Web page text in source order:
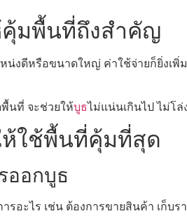
คุ้มพื้นที่ถึงสำคัญ
งดีหรือขนาดใหญ่ ค่าใช้จ่ายก็ยิ่งเ
พื้นที่ จะช่วยให้บูธไม่แน่นเกินไป ไม่โล่
ห้ใช้พื้นที่คุ้มที่สุด
ออกบูธ
ารอะไร เช่น ต้องการขายสินค้า เก็บ